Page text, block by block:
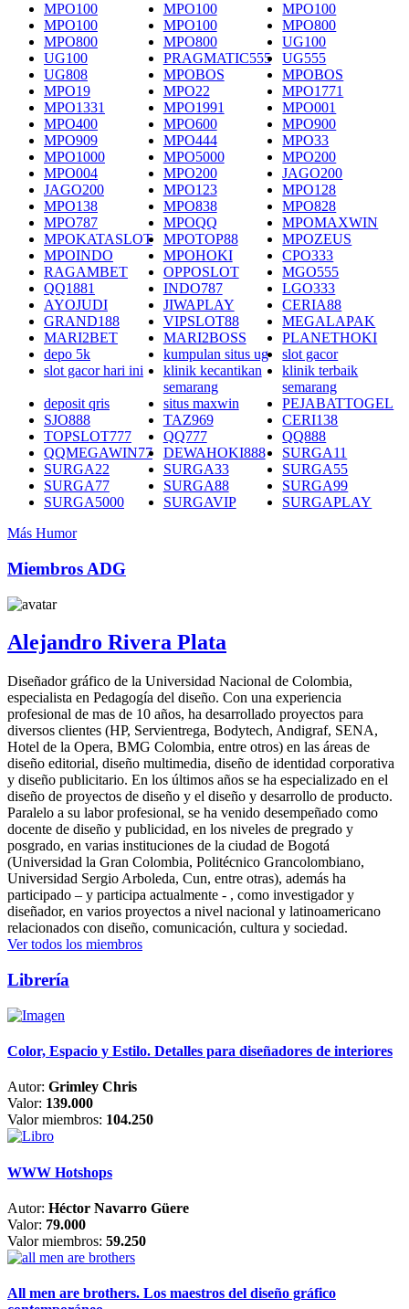
MPO100 MPO100
MPO100
MPO100
MPO100
MPO800
MPO800
MPO800
UG100
UG100
PRAGMATIC555
UG555
UG808
MPOBOS
MPOBOS
MPO19
MPO22
MPO1771
MPO1331
MPO1991
MPO001
MPO400
MPO600
MPO900
MPO909
MPO444
MPO33
MPO1000
MPO5000
MPO200
MPO004
MPO200
JAGO200
JAGO200
MPO123
MPO128
MPO138
MPO838
MPO828
MPO787
MPOQQ
MPOMAXWIN
MPOKATASLOT
MPOTOP88
MPOZEUS
MPOINDO
MPOHOKI
CPO333
RAGAMBET
OPPOSLOT
MGO555
QQ1881
INDO787
LGO333
AYOJUDI
JIWAPLAY
CERIA88
GRAND188
VIPSLOT88
MEGALAPAK
MARI2BET
MARI2BOSS
PLANETHOKI
depo 5k
kumpulan situs ug
slot gacor
slot gacor hari ini
klinik kecantikan
semarang
klinik terbaik
semarang
deposit qris
situs maxwin
PEJABATTOGEL
SJO888
TAZ969
CERI138
TOPSLOT777
QQ777
QQ888
QQMEGAWIN77
DEWAHOKI888
SURGA11
SURGA22
SURGA33
SURGA55
SURGA77
SURGA88
SURGA99
SURGA5000
SURGAVIP
SURGAPLAY
Más Humor
Miembros ADG
Alejandro Rivera Plata
Diseñador gráfico de la Universidad Nacional de Colombia,
especialista en Pedagogía del diseño. Con una experiencia
profesional de mas de 10 años, ha desarrollado proyectos para
diversos clientes (HP, Servientrega, Bodytech, Andigraf, SENA,
Hotel de la Opera, BMG Colombia, entre otros) en las áreas de
diseño editorial, diseño multimedia, diseño de identidad corporativa
y diseño publicitario. En los últimos años se ha especializado en el
diseño de proyectos de diseño y el diseño y desarrollo de producto.
Paralelo a su labor profesional, se ha venido desempeñado como
docente de diseño y publicidad, en los niveles de pregrado y
posgrado, en varias instituciones de la ciudad de Bogotá
(Universidad la Gran Colombia, Politécnico Grancolombiano,
Universidad Sergio Arboleda, Cun, entre otras), además ha
participado – y participa actualmente - , como investigador y
diseñador, en varios proyectos a nivel nacional y latinoamericano
relacionados con diseño, comunicación, cultura y sociedad.
Ver todos los miembros
Librería
Color, Espacio y Estilo. Detalles para diseñadores de interiores
Autor: Grimley Chris
Valor: 139.000
Valor miembros: 104.250
WWW Hotshops
Autor: Héctor Navarro Güere
Valor: 79.000
Valor miembros: 59.250
All men are brothers. Los maestros del diseño gráfico